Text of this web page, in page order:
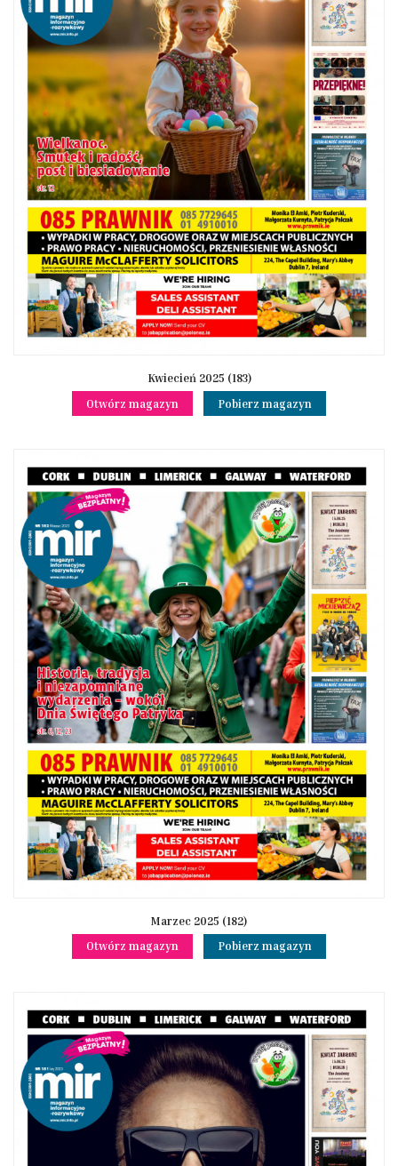
Kwiecień 2025 (183)
Otwórz magazyn
Pobierz magazyn
Marzec 2025 (182)
Otwórz magazyn
Pobierz magazyn